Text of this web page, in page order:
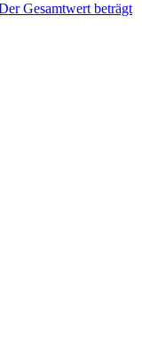
Gesamtwert beträgt